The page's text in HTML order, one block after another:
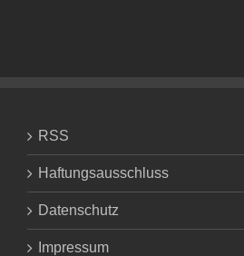
RSS
Haftungsausschluss
Datenschutz
Impressum